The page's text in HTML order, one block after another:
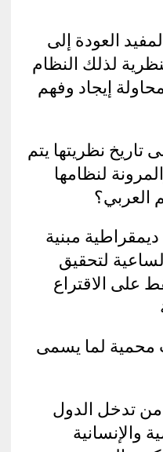
العودة إلى
لذلك النظام
إيجاد وفهم
تاريخ نظريتها يتم
لنظامها
العربي؟
مبنية
لتحقيق
على الاقتراع
محمية لما يسمى
من تدخل الدول
والإنسانية